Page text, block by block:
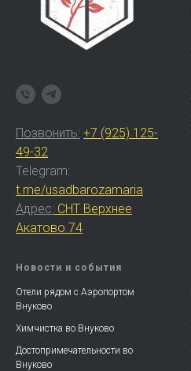
Позвонить: +7 (925) 125-
49-32
Telegram:
t.me/usadbarozamaria
Адрес: СНТ Верхнее
Акатово 74
Новости и события
Отели рядом с Аэропортом
Внуково
Химчистка во Внуково
Достопримечательности во
Внуково